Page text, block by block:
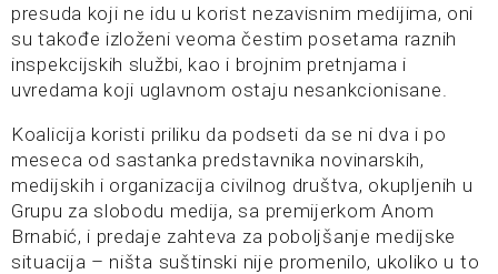
presuda koji ne idu u korist nezavisnim medijima, oni
su takođe izloženi veoma čestim posetama raznih
inspekcijskih službi, kao i brojnim pretnjama i
uvredama koji uglavnom ostaju nesankcionisane.
Koalicija koristi priliku da podseti da se ni dva i po
meseca od sastanka predstavnika novinarskih,
medijskih i organizacija civilnog društva, okupljenih u
Grupu za slobodu medija, sa premijerkom Anom
Brnabić, i predaje zahteva za poboljšanje medijske
situacija – ništa suštinski nije promenilo, ukoliko u to